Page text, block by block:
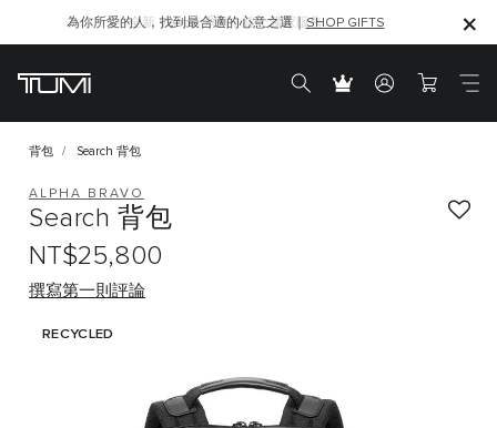
SHOP GIFTS
為你所愛的人，找到最合適的心意之選｜SHOP GIFTS
背包 Search 背包
RECYCLED
ALPHA BRAVO
Search 背包
NT$25,800
撰寫第一則評論